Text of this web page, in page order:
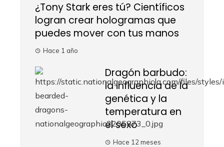
¿Tony Stark eres tú? Científicos
logran crear hologramas que
puedes mover con tus manos
Hace 1 año
Dragón barbudo:
la influencia de la
genética y la
temperatura en
el sexo
Hace 12 meses